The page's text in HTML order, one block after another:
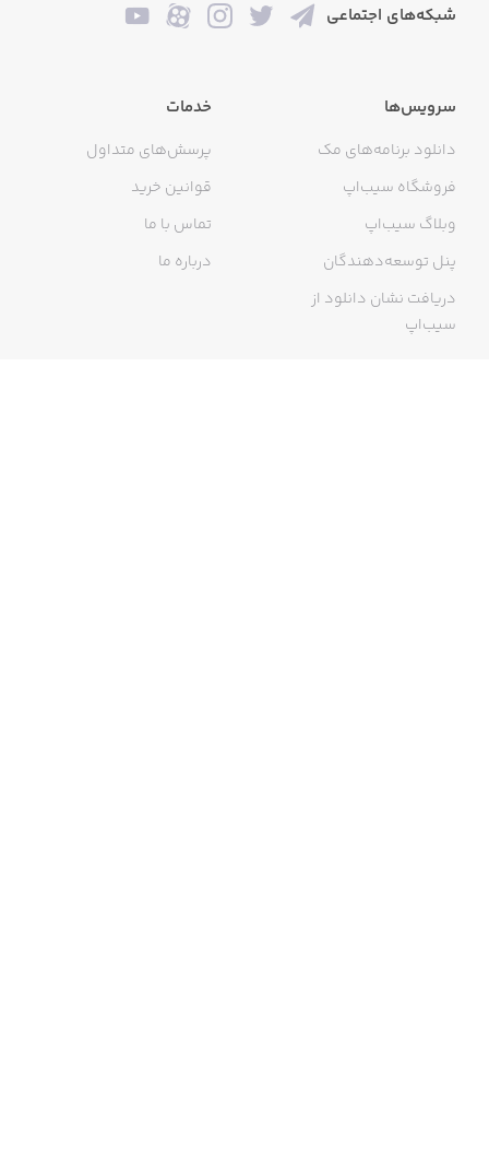
شبکه‌های اجتماعی
سرویس‌ها
دانلود برنامه‌های مک
فروشگاه سیب‌اپ
وبلاگ سیب‌اپ
پنل توسعه‌دهندگان
دریافت نشان دانلود از
سیب‌اپ
خدمات
پرسش‌های متداول
قوانین خرید
تماس با ما
درباره ما